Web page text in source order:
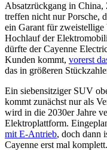
Absatzrückgang in
treffen nicht nur Porsche,
ein Garant für
Hochlauf der
dürfte der Cayenne
Kunden kommt, vorerst
das in größeren
Ein siebensitziger SUV
kommt zunächst nur als
wird in die 2030er Jahre
Elektroplattform.
mit E-Antrieb, doch dann
Cayenne erst mal komplett.